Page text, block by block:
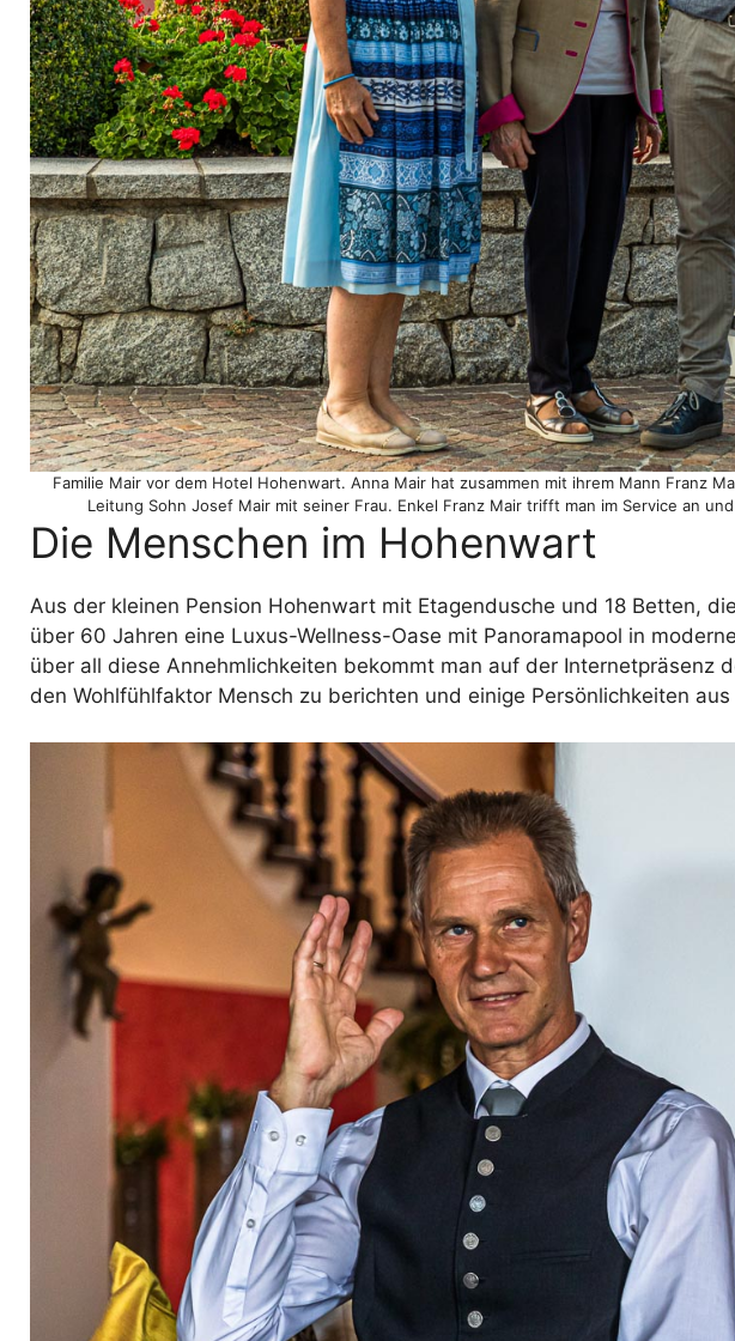
Familie Mair vor dem Hotel Hohenwart. Anna Mair hat zusammen mit ihrem Mann Franz
Leitung Sohn Josef Mair mit seiner Frau. Enkel Franz Mair trifft man im Service an
Die Menschen im Hohenwart
Aus der kleinen Pension Hohenwart mit Etagendusche und 18 Betten,
über 60 Jahren eine Luxus-Wellness-Oase mit Panoramapool in
über all diese Annehmlichkeiten bekommt man auf der Internetpräsenz
den Wohlfühlfaktor Mensch zu berichten und einige Persönlichkeiten